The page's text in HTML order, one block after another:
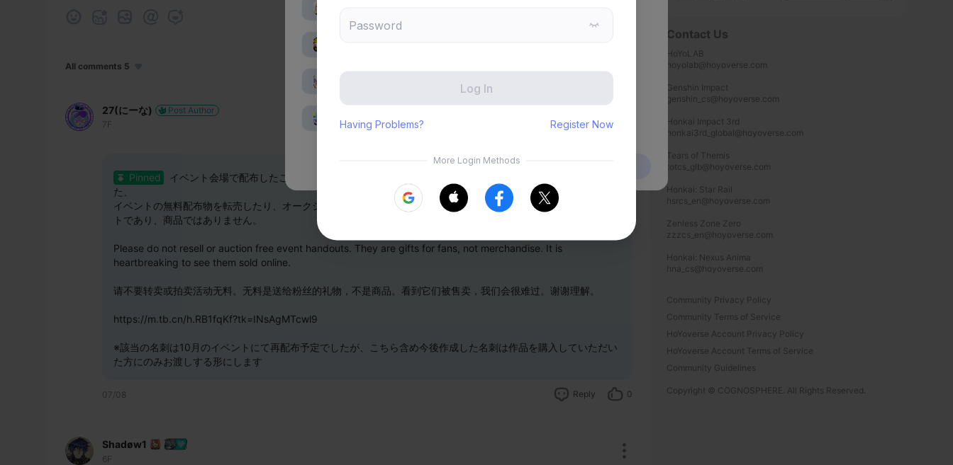
Send
All comments 5
27(にーな)
Post Author
7F
Pinned
イベント会場で配布したこちらの絵柄の名刺が中国のアプリ「閑魚（Xianyu）」で転売されていまし
た、
イベントの無料配布物を転売したり、オークションに出品したりしないでください。これらはファンへのプレゼン
トであり、商品ではありません。
Please do not resell or auction free event handouts. They are gifts for fans, not merchandise. It is
heartbreaking to see them sold online.
请不要转卖或拍卖活动无料。无料是送给粉丝的礼物，不是商品。看到它们被售卖，我们会很难过。谢谢理解。
https://m.tb.cn/h.RB1fqKf?tk=INsAgMTcwl9
※該当の名刺は10月のイベントにて再配布予定でしたが、こちら含め今後作成した名刺は作品を購入していただい
た方にのみお渡しする形にします
07/08 Reply 0
Shadøw1
6F
Contact Us
HoYoLAB
hoyolab@hoyoverse.com
Genshin Impact
genshin_cs@hoyoverse.com
Honkai Impact 3rd
honkai3rd_global@hoyoverse.com
Tears of Themis
totcs_glb@hoyoverse.com
Honkai: Star Rail
hsrcs_en@hoyoverse.com
Zenless Zone Zero
zzzcs_en@hoyoverse.com
Honkai: Nexus Anima
hna_cs@hoyoverse.com
Community Privacy Policy
Community Terms of Service
HoYoverse Account Privacy Policy
HoYoverse Account Terms of Service
Community Guidelines
Copyright © COGNOSPHERE. All Rights Reserved.
Genshin Impact
Zenless Zone Zero
Honkai: Nexus Anima Petit Planet